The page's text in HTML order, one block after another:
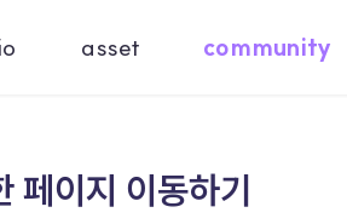
asset community
페이지 이동하기